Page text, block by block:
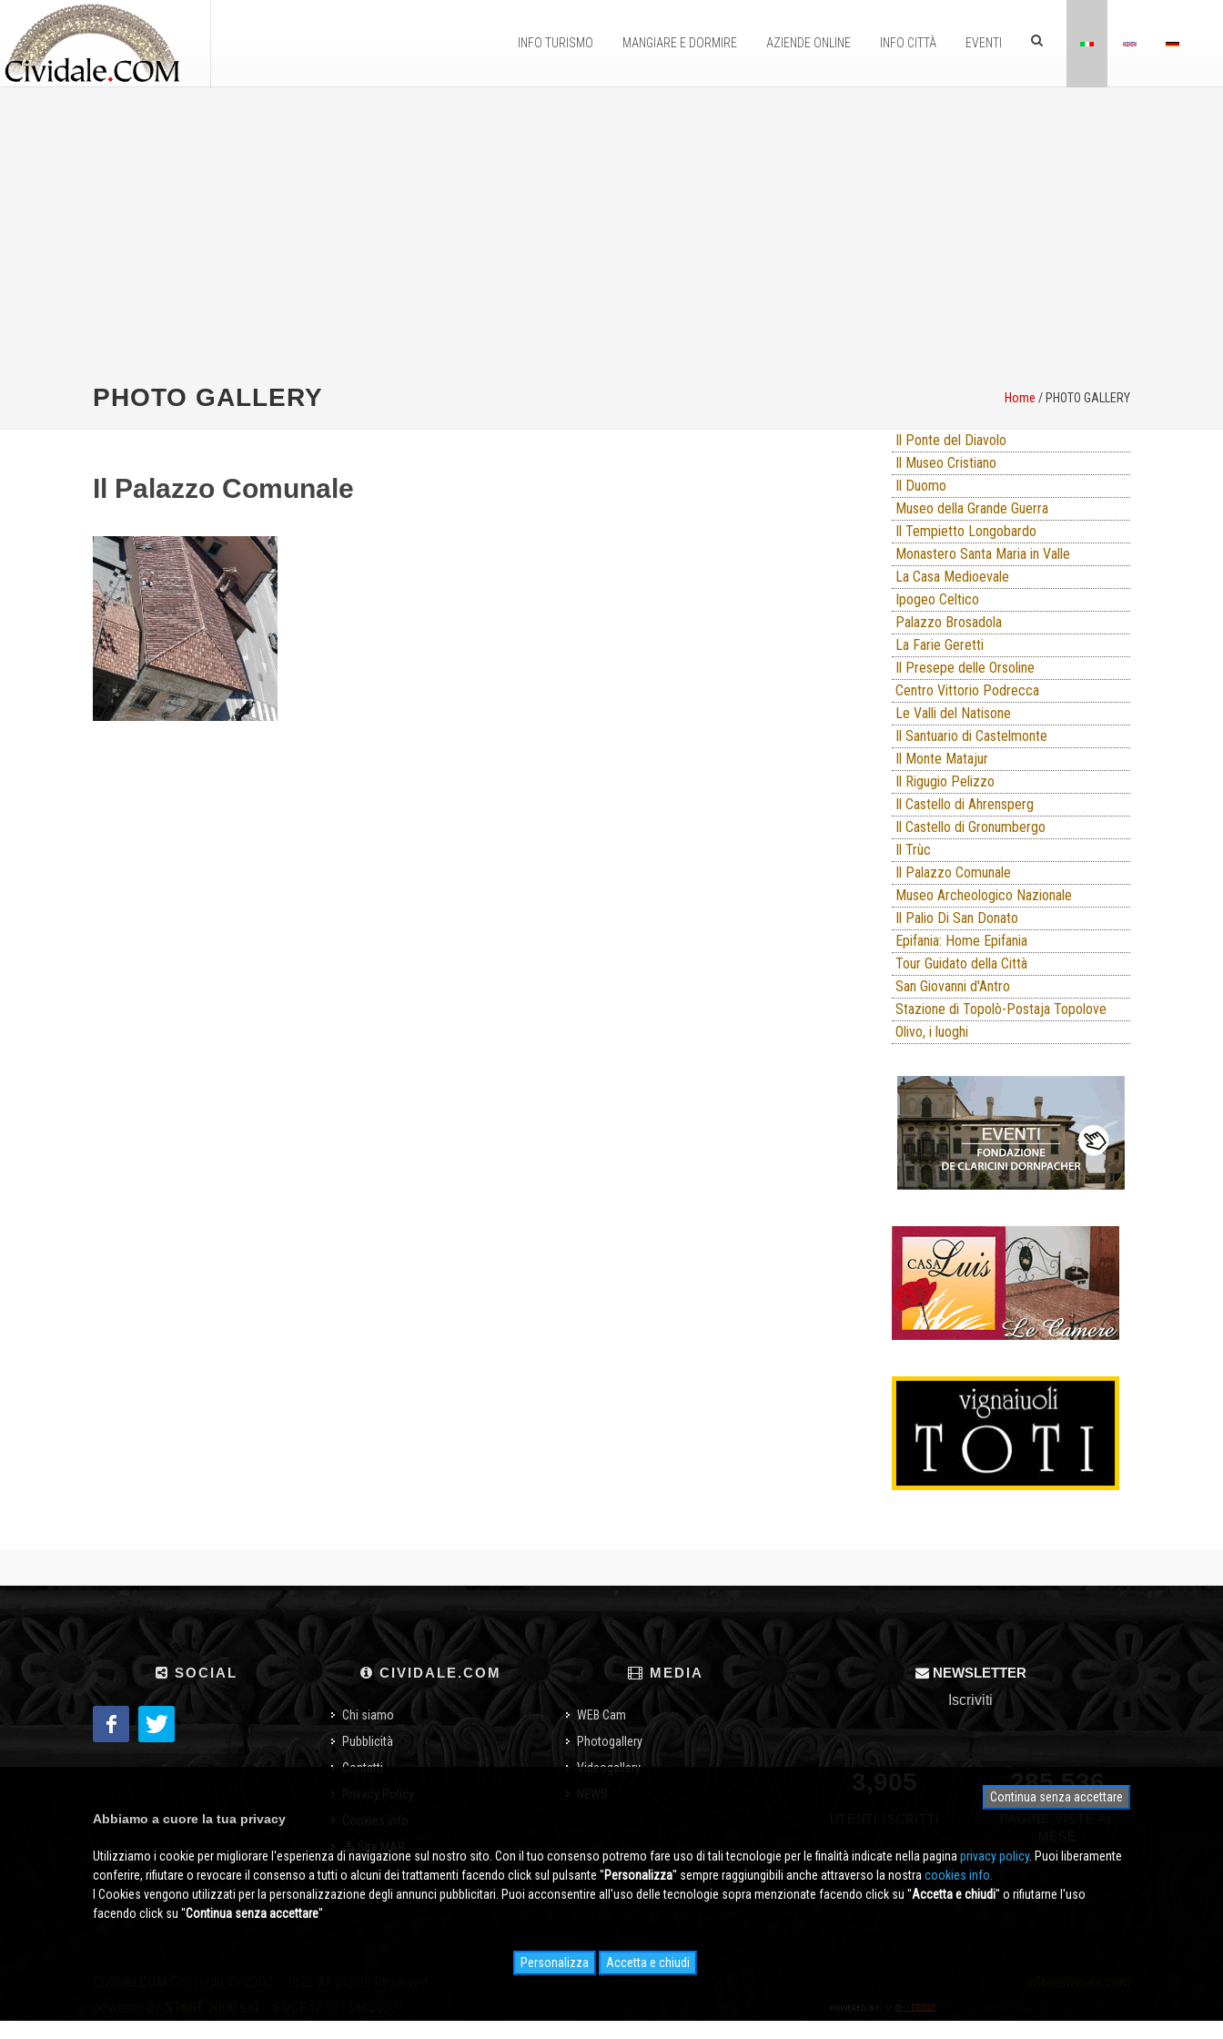
INFO TURISMO MANGIARE E DORMIRE AZIENDE ONLINE INFO CITTÀ EVENTI
PHOTO GALLERY Home / PHOTO GALLERY
Il Palazzo Comunale
Il Ponte del Diavolo
Il Museo Cristiano
Il Duomo
Museo della Grande Guerra
Il Tempietto Longobardo
Monastero Santa Maria in Valle
La Casa Medioevale
Ipogeo Celtico
Palazzo Brosadola
La Farie Geretti
Il Presepe delle Orsoline
Centro Vittorio Podrecca
Le Valli del Natisone
Il Santuario di Castelmonte
Il Monte Matajur
Il Rigugio Pelizzo
Il Castello di Ahrensperg
Il Castello di Gronumbergo
Il Trùc
Il Palazzo Comunale
Museo Archeologico Nazionale
Il Palio Di San Donato
Epifania: Home Epifania
Tour Guidato della Città
San Giovanni d'Antro
Stazione di Topolò-Postaja Topolove
Olivo, i luoghi
SOCIAL CIVIDALE.COM
Chi siamo
Pubblicità
Contatti
MEDIA
WEB Cam
Photogallery
Videogallery
NEWSLETTER
Iscriviti
350,000
Continua senza accettare
Abbiamo a cuore la tua privacy
Utilizziamo i cookie per migliorare l'esperienza di navigazione sul nostro sito. Con il tuo consenso potremo fare uso di tali tecnologie per le finalità indicate nella pagina privacy policy. Puoi liberamente
conferire, rifiutare o revocare il consenso a tutti o alcuni dei trattamenti facendo click sul pulsante ''Personalizza'' sempre raggiungibili anche attraverso la nostra cookies info.
I Cookies vengono utilizzati per la personalizzazione degli annunci pubblicitari. Puoi acconsentire all'uso delle tecnologie sopra menzionate facendo click su ''Accetta e chiudi'' o rifiutarne l'uso
facendo click su ''Continua senza accettare''
Personalizza Accetta e chiudi